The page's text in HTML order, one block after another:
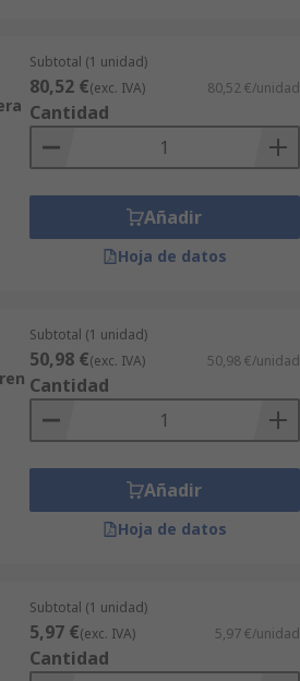
Subtotal (1 unidad)
80,52 €(exc. IVA) 80,52 €/unidad
Cantidad
Añadir
Hoja de datos
Subtotal (1 unidad)
50,98 €(exc. IVA) 50,98 €/unidad
Cantidad
Añadir
Hoja de datos
Subtotal (1 unidad)
5,97 €(exc. IVA) 5,97 €/unidad
Cantidad